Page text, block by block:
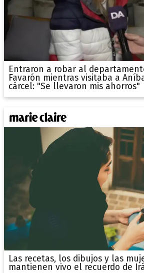
Entraron a robar al
Favarón mientras visitaba a
cárcel: "Se llevaron mis ahorros"
Las recetas, los dibujos y las
mantienen vivo el recuerdo de